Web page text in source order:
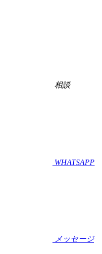
相談
WHATSAPP
メッセージ